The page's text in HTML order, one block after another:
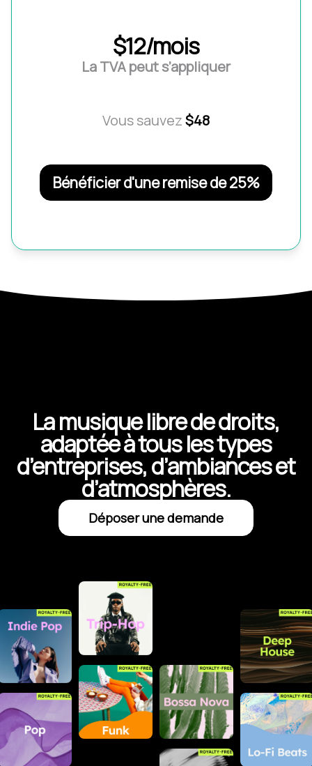
$12/mois
La TVA peut s’appliquer
Vous sauvez$48
Bénéficier d'une remise de 25%
La musique libre de droits,
adaptée à tous les types
d’entreprises, d’ambiances et
d’atmosphères.
Déposer une demande